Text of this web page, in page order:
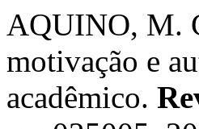
AQUINO, M.
motivação e
acadêmico.